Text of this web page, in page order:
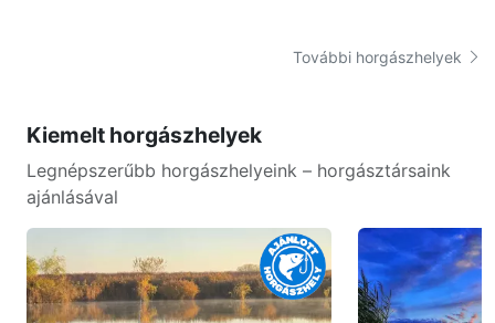
További horgászhelyek
Kiemelt horgászhelyek
Legnépszerűbb horgászhelyeink – horgásztársaink
ajánlásával